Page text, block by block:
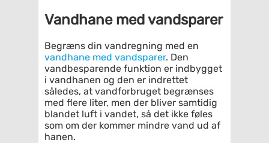
Vandhane med vandsparer
Begræns din vandregning med en
vandhane med vandsparer. Den
vandbesparende funktion er indbygget
i vandhanen og den er indrettet
således, at vandforbruget begrænses
med flere liter, men der bliver samtidig
blandet luft i vandet, så det ikke føles
som om der kommer mindre vand ud af
hanen.